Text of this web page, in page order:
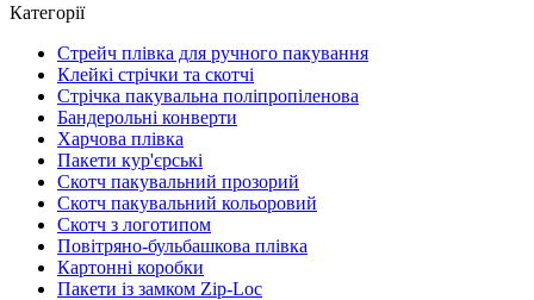
Категорії
Стрейч плівка для ручного пакування
Клейкі стрічки та скотчі
Стрічка пакувальна поліпропіленова
Бандерольні конверти
Харчова плівка
Пакети кур'єрські
Cкотч пакувальний прозорий
Скотч пакувальний кольоровий
Cкотч з логотипом
Повітряно-бульбашкова плівка
Картонні коробки
Пакети із замком Zip-Loc